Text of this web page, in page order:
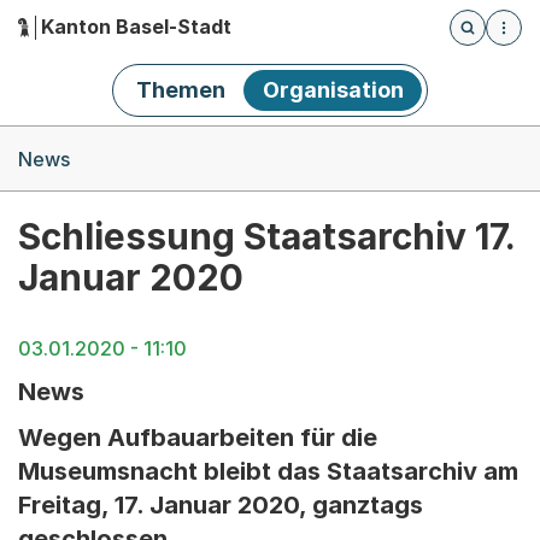
Hauptnavigation
Kanton Basel-Stadt
Öffnet
Themen Organisation
News
Schliessung Staatsarchiv 17.
Januar 2020
03.01.2020 - 11:10
News
Wegen Aufbauarbeiten für die
Museumsnacht bleibt das Staatsarchiv am
Freitag, 17. Januar 2020, ganztags